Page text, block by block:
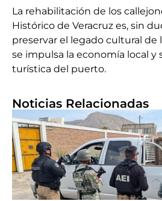
La rehabilitación de los
Histórico de Veracruz es, sin
preservar el legado cultural de
se impulsa la economía local y
turística del puerto.
Noticias Relacionadas